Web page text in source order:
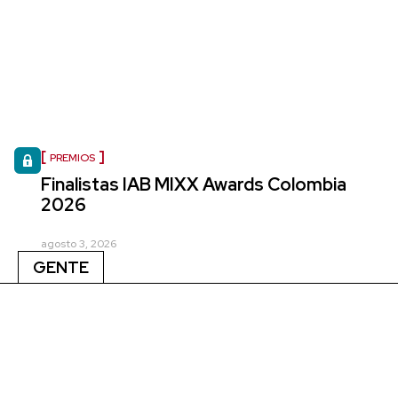
PREMIOS
Finalistas IAB MIXX Awards Colombia
2026
agosto 3, 2026
GENTE